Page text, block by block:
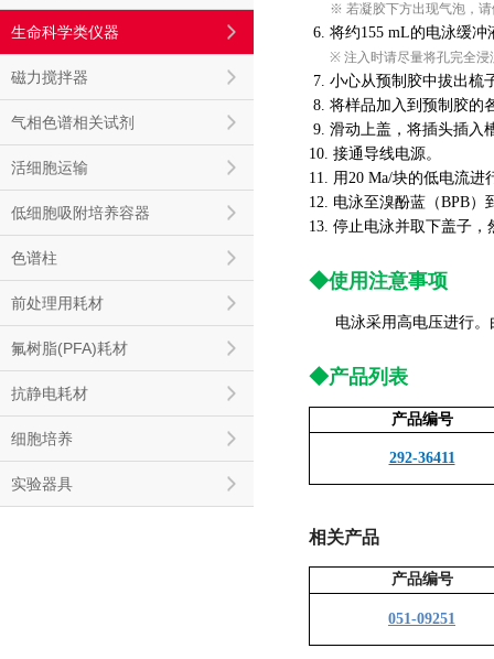
生命科学类仪器
磁力搅拌器
气相色谱相关试剂
活细胞运输
低细胞吸附培养容器
色谱柱
前处理用耗材
氟树脂(PFA)耗材
抗静电耗材
细胞培养
实验器具
※ 若凝胶下方出现气泡，
6. 将约155 mL的电泳缓
※ 注入时请尽量将孔完全浸
7. 小心从预制胶中拔出梳
8. 将样品加入到预制胶的
9. 滑动上盖，将插头插入
10. 接通导线电源。
11. 用20 Ma/块的低电流进
12. 电泳至溴酚蓝（BPB
13. 停止电泳并取下盖子
◆使用注意事项
电泳采用高电压进行
◆产品列表
产品编号
292-36411
相关产品
产品编号
051-09251